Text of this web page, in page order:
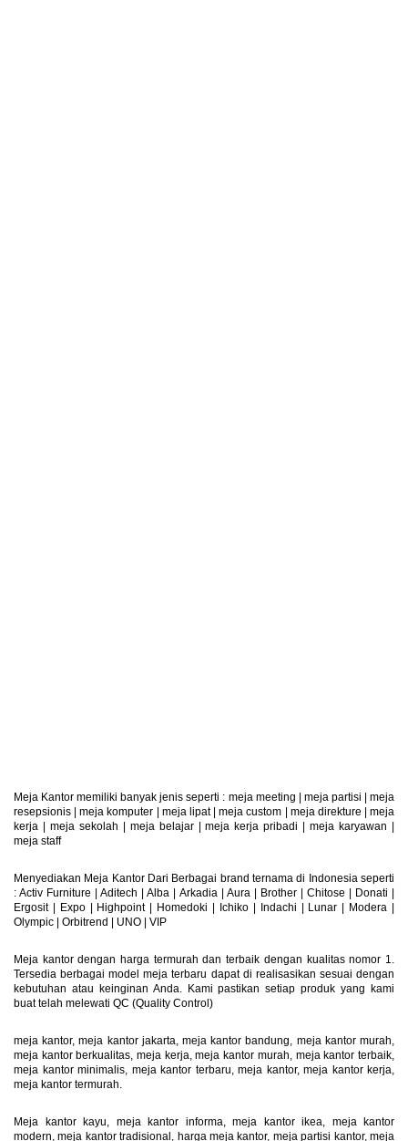
Meja Kantor memiliki banyak jenis seperti : meja meeting meja partisi |meja
resepsionis |meja komputer meja lipat|meja custom meja direkture |meja
kerja
meja sekolah meja belajar|meja kerja pribadi |meja karyawan
meja staff
Menyediakan Meja Kantor Dari Berbagai brand ternama di Indonesia seperti
: Activ Furniture |Aditech |Alba Arkadia| Aura| Brother| Chitose Donati
Ergosit| Expo| Highpoint| Homedoki Ichiko| Indachi Lunar Modera
Olympic
Orbitrend UNO VIP
Meja kantor dengan harga termurah dan terbaik dengan kualitas nomor 1.
Tersedia berbagai model meja terbaru dapat di realisasikan sesuai dengan
kebutuhan atau keinginan Anda. Kami pastikan setiap produk yang kami
buat telah melewati QC (Quality Control)
meja kantor, meja kantor jakarta, meja kantor bandung, meja kantor murah,
meja kantor berkualitas, meja kerja, meja kantor murah, meja kantor terbaik,
meja kantor minimalis, meja kantor terbaru, meja kantor, meja kantor kerja,
meja kantor termurah.
Meja kantor kayu, meja kantor informa, meja kantor ikea, meja kantor
modern, meja kantor tradisional, harga meja kantor, meja partisi kantor, meja